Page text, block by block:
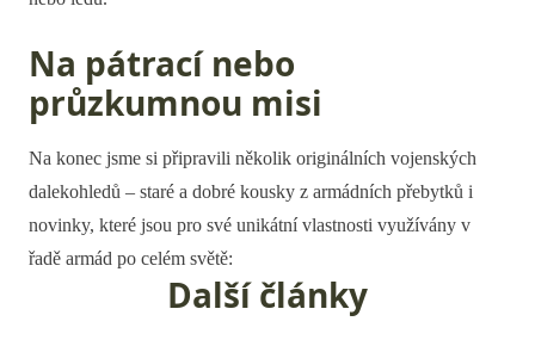
Na pátrací nebo
průzkumnou misi
Na konec jsme si připravili několik originálních vojenských
dalekohledů – staré a dobré kousky z armádních přebytků i
novinky, které jsou pro své unikátní vlastnosti využívány v
řadě armád po celém světě:
Další články